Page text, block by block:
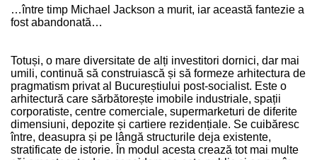
…între timp Michael Jackson a murit, iar această fantezie a
fost abandonată…
Totuși, o mare diversitate de alți investitori dornici, dar mai
umili, continuă să construiască și să formeze arhitectura de
pragmatism privat al Bucureștiului post-socialist. Este o
arhitectură care sărbătorește imobile industriale, spații
corporatiste, centre comerciale, supermarketuri de diferite
dimensiuni, depozite și cartiere rezidențiale. Se cuibăresc
între, deasupra și pe lângă structurile deja existente,
stratificate de istorie. În modul acesta crează tot mai multe